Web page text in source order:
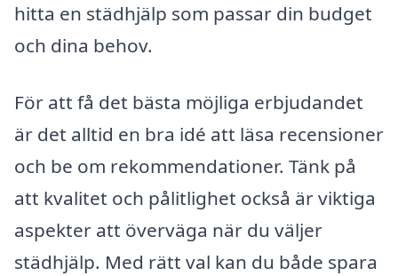
hitta en städhjälp som passar din budget
och dina behov.
För att få det bästa möjliga erbjudandet
är det alltid en bra idé att läsa recensioner
och be om rekommendationer. Tänk på
att kvalitet och pålitlighet också är viktiga
aspekter att överväga när du väljer
städhjälp. Med rätt val kan du både spara